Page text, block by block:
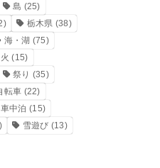
島 (25)
栃木県 (38)
海・湖 (75)
(15)
祭り (35)
転車 (22)
車中泊 (15)
雪遊び (13)